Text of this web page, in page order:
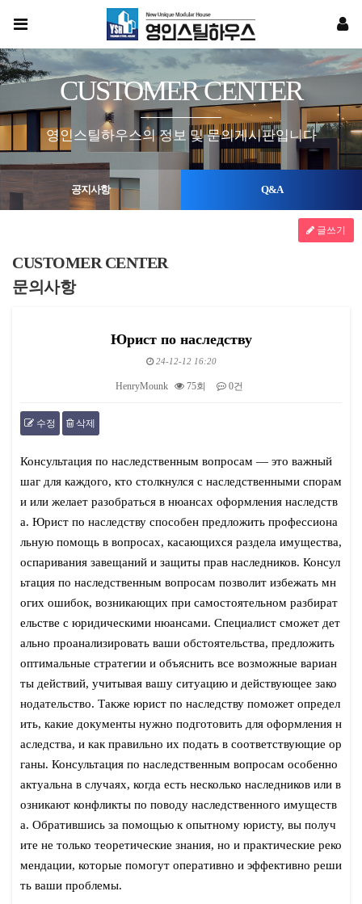
CUSTOMER CENTER
영인스틸하우스의 정보 및 문의게시판입니다
공지사항 Q&A
CUSTOMER CENTER
문의사항
글쓰기
Юрист по наследству
24-12-12 16:20
HenryMounk 75회 0건
수정 삭제
Консультация по наследственным вопросам — это важный
шаг для каждого, кто столкнулся с наследственными спорам
и или желает разобраться в нюансах оформления наследств
а. Юрист по наследству способен предложить профессиона
льную помощь в вопросах, касающихся раздела имущества,
оспаривания завещаний и защиты прав наследников. Консул
ьтация по наследственным вопросам позволит избежать мн
огих ошибок, возникающих при самостоятельном разбират
ельстве с юридическими нюансами. Специалист сможет дет
ально проанализировать ваши обстоятельства, предложить
оптимальные стратегии и объяснить все возможные вариан
ты действий, учитывая вашу ситуацию и действующее зако
нодательство. Также юрист по наследству поможет определ
ить, какие документы нужно подготовить для оформления н
аследства, и как правильно их подать в соответствующие ор
ганы. Консультация по наследственным вопросам особенно
актуальна в случаях, когда есть несколько наследников или в
озникают конфликты по поводу наследственного имуществ
а. Обратившись за помощью к опытному юристу, вы получ
ите не только теоретические знания, но и практические реко
мендации, которые помогут оперативно и эффективно реши
ть ваши проблемы.